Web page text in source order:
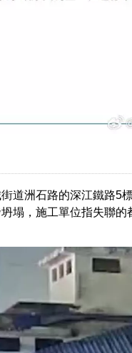
道洲石路的深江鐵路5
塌，施工單位指失聯的